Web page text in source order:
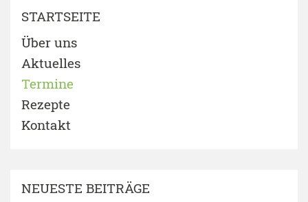
STARTSEITE
Über uns
Aktuelles
Termine
Rezepte
Kontakt
NEUESTE BEITRÄGE